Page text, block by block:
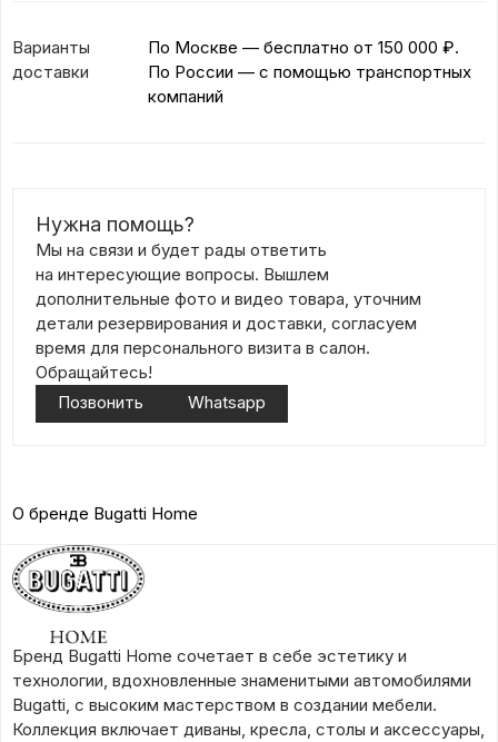
Варианты
доставки
По Москве — бесплатно от 150 000 ₽.
По России — с помощью транспортных
компаний
Нужна помощь?
Мы на связи и будет рады ответить
на интересующие вопросы. Вышлем
дополнительные фото и видео товара, уточним
детали резервирования и доставки, согласуем
время для персонального визита в салон.
Обращайтесь!
Позвонить
Whatsapp
О бренде Bugatti Home
Бренд Bugatti Home сочетает в себе эстетику и
технологии, вдохновленные знаменитыми автомобилями
Bugatti, с высоким мастерством в создании мебели.
Коллекция включает диваны, кресла, столы и аксессуары,